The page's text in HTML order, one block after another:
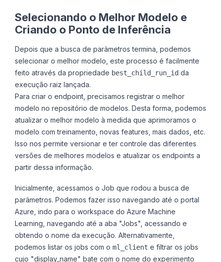
Selecionando o Melhor Modelo e
Criando o Ponto de Inferência
Depois que a busca de parâmetros termina, podemos
selecionar o melhor modelo, este processo é facilmente
feito através da propriedade best_child_run_id da
execução raiz lançada.
Para criar o endpoint, precisamos registrar o melhor
modelo no repositório de modelos. Desta forma, podemos
atualizar o melhor modelo à medida que aprimoramos o
modelo com treinamento, novas features, mais dados, etc.
Isso nos permite versionar e ter controle das diferentes
versões de melhores modelos e atualizar os endpoints a
partir dessa informação.
Inicialmente, acessamos o Job que rodou a busca de
parâmetros. Podemos fazer isso navegando até o portal
Azure, indo para o workspace do Azure Machine
Learning, navegando até a aba "Jobs", acessando e
obtendo o nome da execução. Alternativamente,
podemos listar os jobs com o ml_client e filtrar os jobs
cujo "display_name" bate com o nome do experimento